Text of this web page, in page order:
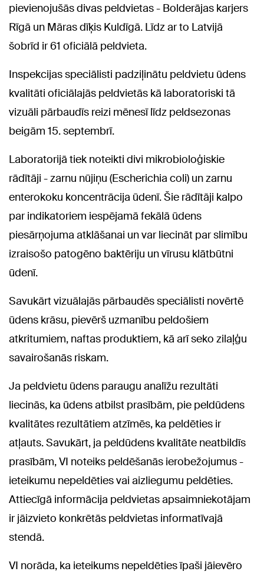
pievienojušās divas peldvietas - Bolderājas karjers
Rīgā un Māras dīķis Kuldīgā. Līdz ar to Latvijā
šobrīd ir 61 oficiālā peldvieta.
Inspekcijas speciālisti padziļinātu peldvietu ūdens
kvalitāti oficiālajās peldvietās kā laboratoriski tā
vizuāli pārbaudīs reizi mēnesī līdz peldsezonas
beigām 15. septembrī.
Laboratorijā tiek noteikti divi mikrobioloģiskie
rādītāji - zarnu nūjiņu (Escherichia coli) un zarnu
enterokoku koncentrācija ūdenī. Šie rādītāji kalpo
par indikatoriem iespējamā fekālā ūdens
piesārņojuma atklāšanai un var liecināt par slimību
izraisošo patogēno baktēriju un vīrusu klātbūtni
ūdenī.
Savukārt vizuālajās pārbaudēs speciālisti novērtē
ūdens krāsu, pievērš uzmanību peldošiem
atkritumiem, naftas produktiem, kā arī seko zilaļģu
savairošanās riskam.
Ja peldvietu ūdens paraugu analīžu rezultāti
liecinās, ka ūdens atbilst prasībām, pie peldūdens
kvalitātes rezultātiem atzīmēs, ka peldēties ir
atļauts. Savukārt, ja peldūdens kvalitāte neatbildīs
prasībām, VI noteiks peldēšanās ierobežojumus -
ieteikumu nepeldēties vai aizliegumu peldēties.
Attiecīgā informācija peldvietas apsaimniekotājam
ir jāizvieto konkrētās peldvietas informatīvajā
stendā.
VI norāda, ka ieteikums nepeldēties īpaši jāievēro